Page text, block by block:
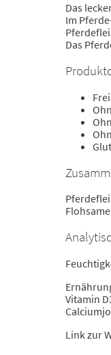
Das
Im
Das
Vitamin
Link zur